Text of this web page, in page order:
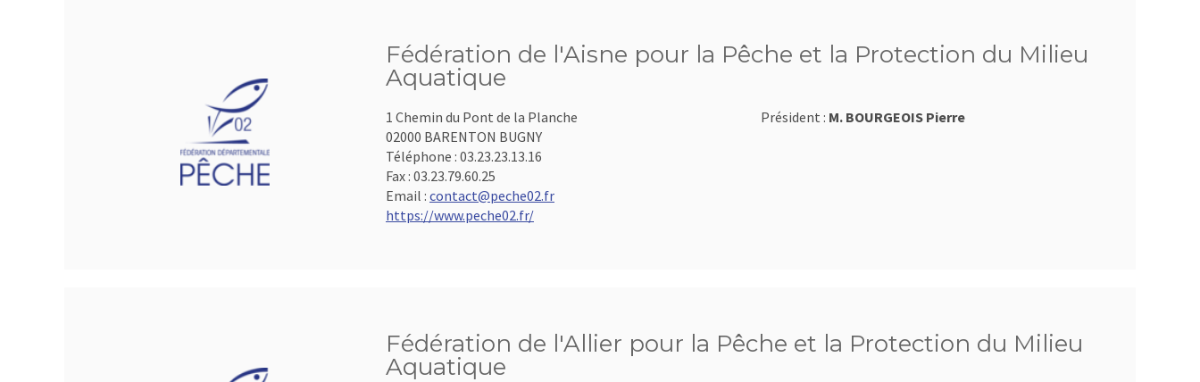
Fédération de l'Aisne pour la Pêche et la Protection du Milieu
Aquatique
1 Chemin du Pont de la Planche
02000 BARENTON BUGNY
Téléphone : 03.23.23.13.16
Fax : 03.23.79.60.25
Email : contact@peche02.fr
https://www.peche02.fr/
Président : M. BOURGEOIS Pierre
Fédération de l'Allier pour la Pêche et la Protection du Milieu
Aquatique